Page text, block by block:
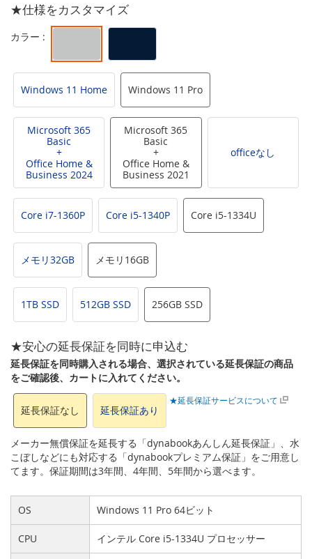
★仕様をカスタマイズ
Windows 11 Home Windows 11 Pro
Microsoft 365
Basic
+
Office Home &
Business 2024
Microsoft 365
Basic
+
Office Home &
Business 2021
officeなし
Core i7-1360P Core i5-1340P Core i5-1334U
メモリ32GB メモリ16GB
1TB SSD 512GB SSD 256GB SSD
★安心の延長保証を同時に申込む
延長保証を同時購入される場合、選択されている延長保証の商品
をご確認後、カートに入れてください。
延長保証なし 延長保証あり
★延長保証サービスについて
メーカー無償保証を延長する「dynabookあんしん延長保証」、水
こぼしなどにも対応する「dynabookプレミアム保証」をご用意し
てます。保証期間は3年間、4年間、5年間から選べます。
OS Windows 11 Pro 64ビット
CPU インテル Core i5-1334U プロセッサー